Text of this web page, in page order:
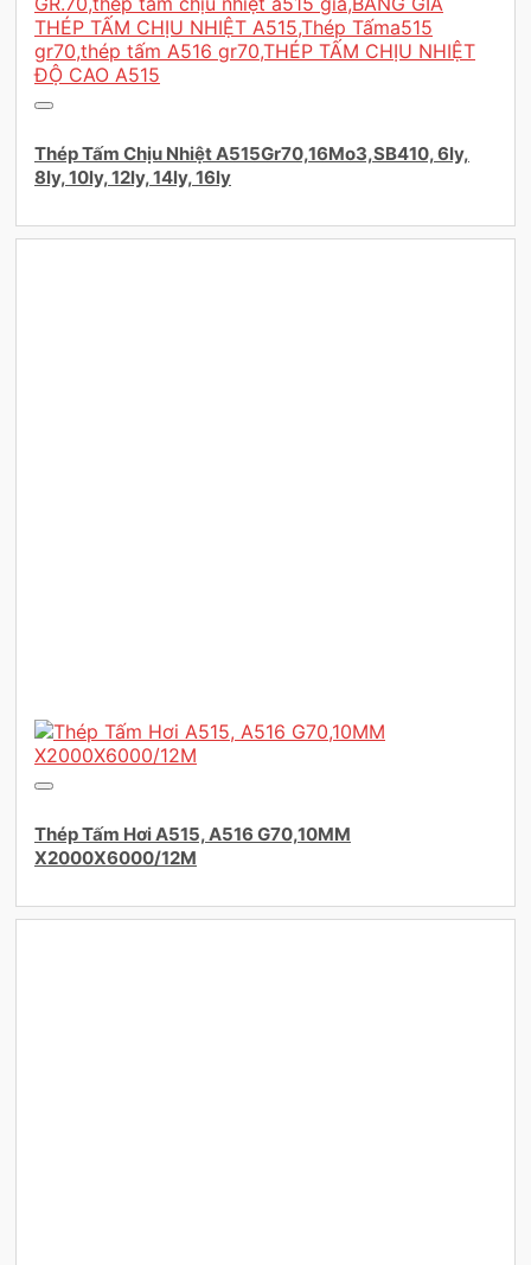
Thép Tấm Chịu Nhiệt A515Gr70,16Mo3,SB410, 6ly,
8ly, 10ly, 12ly, 14ly, 16ly
Thép Tấm Hơi A515, A516 G70,10MM
X2000X6000/12M